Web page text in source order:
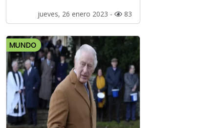
jueves, 26 enero 2023 - 83
MUNDO